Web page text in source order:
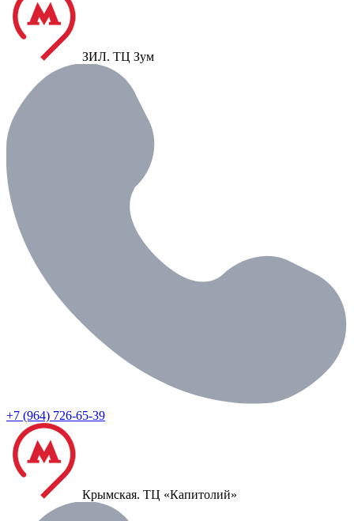
ЗИЛ. ТЦ Зум
+7 (964) 726-65-39
Крымская. ТЦ «Капитолий»